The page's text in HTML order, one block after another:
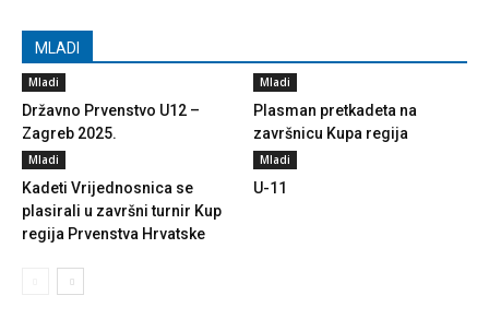
MLADI
Mladi
Državno Prvenstvo U12 –
Zagreb 2025.
Mladi
Plasman pretkadeta na
završnicu Kupa regija
Mladi
Kadeti Vrijednosnica se
plasirali u završni turnir Kup
regija Prvenstva Hrvatske
Mladi
U-11